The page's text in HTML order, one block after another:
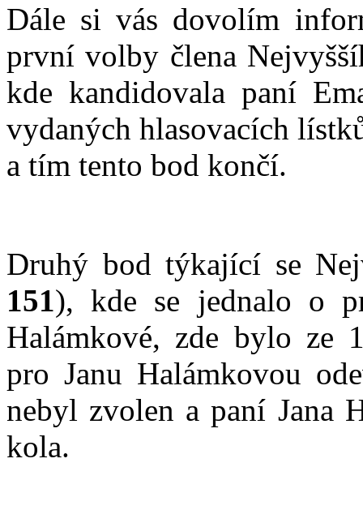
Dále si vás dovolím
první volby člena
kde kandidovala paní
vydaných hlasovacích
a tím tento bod končí.
Druhý bod týkající se
151), kde se jednalo o
Halámkové, zde bylo ze
pro Janu Halámkovou
nebyl zvolen a paní Jana
kola.